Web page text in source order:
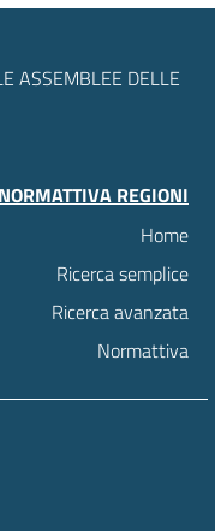
ASSEMBLEE DELLE
NORMATTIVA REGIONI
Home
Ricerca semplice
Ricerca avanzata
Normattiva